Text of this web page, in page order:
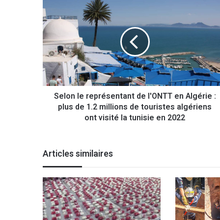
e
l
o
n
l
e
e
t
a
n
t
d
e
Selon le représentant de l'ONTT en Algérie :
plus de 1.2 millions de touristes algériens
ont visité la tunisie en 2022
Articles similaires